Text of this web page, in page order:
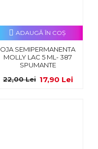
OJA SEMIPERMANENTA
MOLLY LAC 5 ML- 387
SPUMANTE
17,90 Lei
22,00 Lei
ADAUGĂ ÎN COŞ